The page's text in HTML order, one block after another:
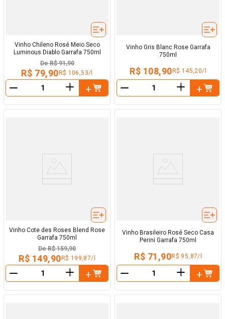
Vinho Chileno Rosé Meio Seco
Luminous Diablo Garrafa 750ml
De R$ 91,90
R$ 79,90 R$ 106,53/l
＋
Vinho Gris Blanc Rose Garrafa
750ml
R$ 108,90 R$ 145,20/l
＋
Vinho Cote des Roses Blend Rose
Garrafa 750ml
De R$ 159,90
R$ 149,90 R$ 199,87/l
＋
Vinho Brasileiro Rosé Seco Casa
Perini Garrafa 750ml
R$ 71,90R$ 95,87/l
＋